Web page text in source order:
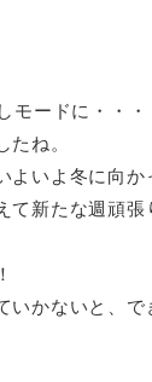
モードに・・・
ね。
いよ冬に向か
新たな週頑張
かないと、で